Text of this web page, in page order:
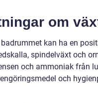
om
kan ha en
spindelväxt och
och ammoniak från
och